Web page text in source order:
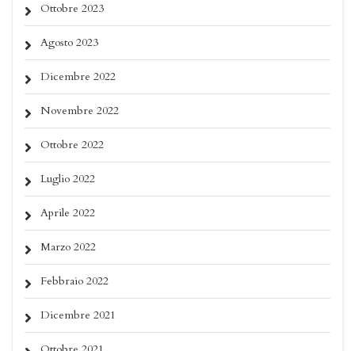
Ottobre 2023
Agosto 2023
Dicembre 2022
Novembre 2022
Ottobre 2022
Luglio 2022
Aprile 2022
Marzo 2022
Febbraio 2022
Dicembre 2021